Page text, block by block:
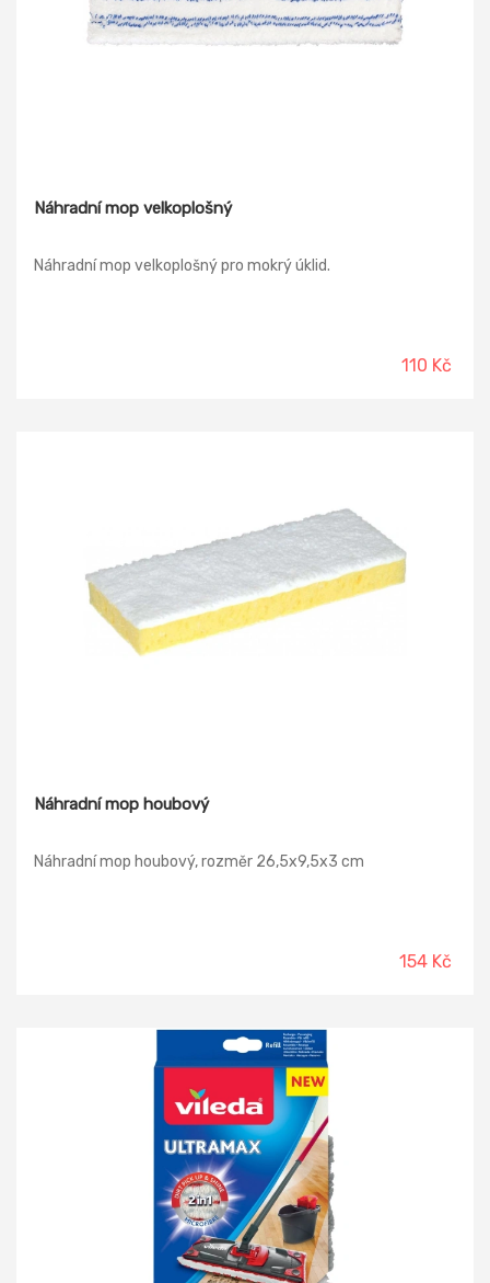
Náhradní mop velkoplošný
Náhradní mop velkoplošný pro mokrý úklid.
110 Kč
Náhradní mop houbový
Náhradní mop houbový, rozměr 26,5x9,5x3 cm
154 Kč